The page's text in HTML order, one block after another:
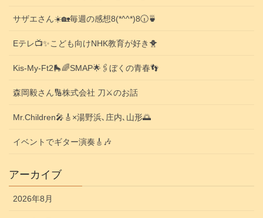
サザエさん☀️🏡毎週の感想8(*^^*)8🕡️🍵
Eテレ📺️✨こども向けNHK教育が好き🐥
Kis-My-Ft2🛼🌈SMAP🌟🖇️ぼくの青春👣
森岡毅さん🔢株式会社 刀⚔️のお話
Mr.Children🎤🎸×湯野浜､庄内､山形🌅
イベントでギター演奏🎸🎶
アーカイブ
2026年8月